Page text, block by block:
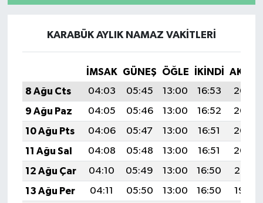
KARABÜK AYLIK NAMAZ VAKITLERI
İMSAK GÜNEŞ ÖĞLE İKINDI
8 Ağu Cts
04:03 05:45 13:00 16:53
20:06
9 Ağu Paz
04:05 05:46 13:00 16:52
20:05
10 Ağu Pts
04:06 05:47 13:00 16:51
20:03
11 Ağu Sal
04:08 05:48 13:00 16:51
20:02
12 Ağu Çar
04:10 05:49 13:00 16:50
20:01
13 Ağu Per
04:11 05:50 13:00 16:50
19:59